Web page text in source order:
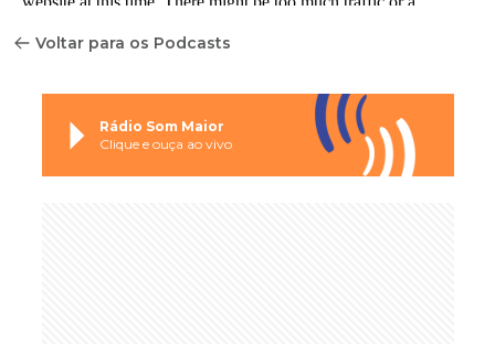
Voltar para os Podcasts
Rádio Som Maior
Clique e ouça ao vivo